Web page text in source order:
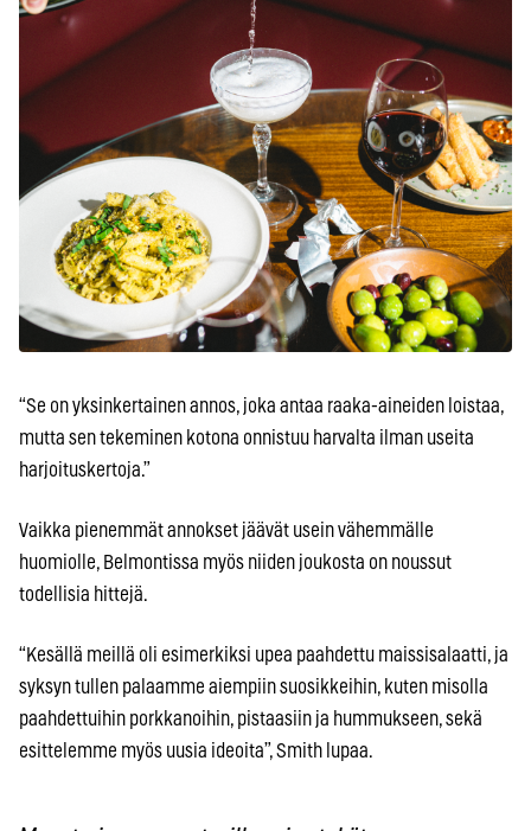
“Se on yksinkertainen annos, joka antaa raaka-aineiden loistaa,
mutta sen tekeminen kotona onnistuu harvalta ilman useita
harjoituskertoja.”
Vaikka pienemmät annokset jäävät usein vähemmälle
huomiolle, Belmontissa myös niiden joukosta on noussut
todellisia hittejä.
“Kesällä meillä oli esimerkiksi upea paahdettu maissisalaatti, ja
syksyn tullen palaamme aiempiin suosikkeihin, kuten misolla
paahdettuihin porkkanoihin, pistaasiin ja hummukseen, sekä
esittelemme myös uusia ideoita”, Smith lupaa.